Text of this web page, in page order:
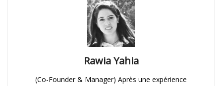
Rawia Yahia
(Co-Founder & Manager) Après une expérience